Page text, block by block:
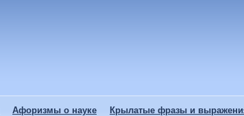
Афоризмы о науке Крылатые фразы и